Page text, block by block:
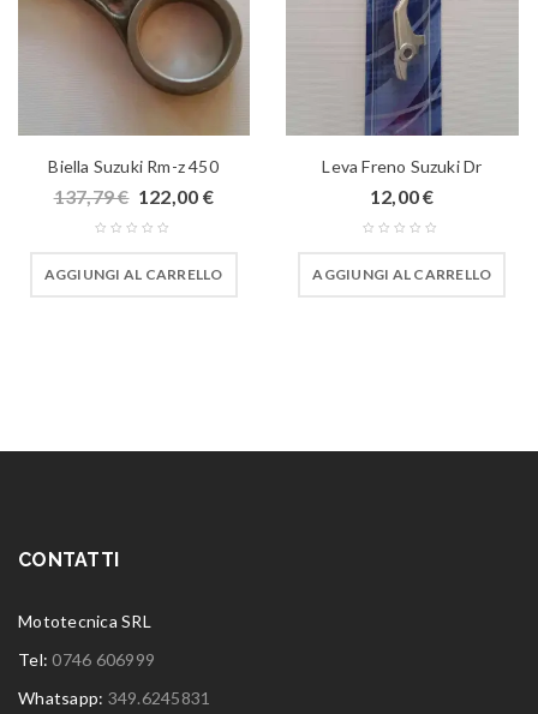
Biella Suzuki Rm-z 450
137,79€ 122,00 €
AGGIUNGI AL CARRELLO
Leva Freno Suzuki Dr
12,00€
AGGIUNGI AL CARRELLO
CONTATTI
Mototecnica SRL
Tel:0746 606999
Whatsapp: 349.6245831